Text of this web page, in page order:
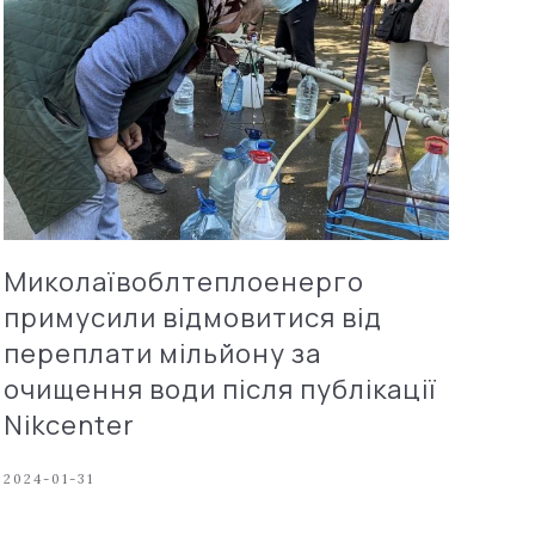
Миколаївоблтеплоенерго
примусили відмовитися від
переплати мільйону за
очищення води після публікації
Nikcenter
2024-01-31